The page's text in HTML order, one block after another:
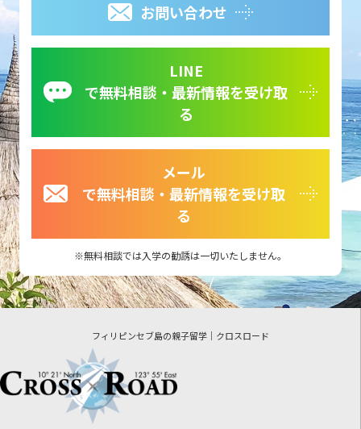
お問い合わせ
LINE
で無料相談・最新情報を受け取
る
メール
で無料相談・最新情報を受け取
る
無料相談では入学の勧誘は一切いたしません。
フィリピンセブ島の親子留学｜クロスロード